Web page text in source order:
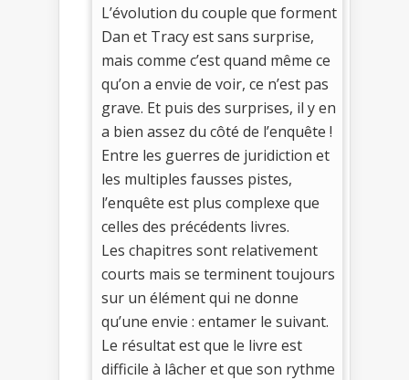
L’évolution du couple que forment
Dan et Tracy est sans surprise,
mais comme c’est quand même ce
qu’on a envie de voir, ce n’est pas
grave. Et puis des surprises, il y en
a bien assez du côté de l’enquête !
Entre les guerres de juridiction et
les multiples fausses pistes,
l’enquête est plus complexe que
celles des précédents livres.
Les chapitres sont relativement
courts mais se terminent toujours
sur un élément qui ne donne
qu’une envie : entamer le suivant.
Le résultat est que le livre est
difficile à lâcher et que son rythme